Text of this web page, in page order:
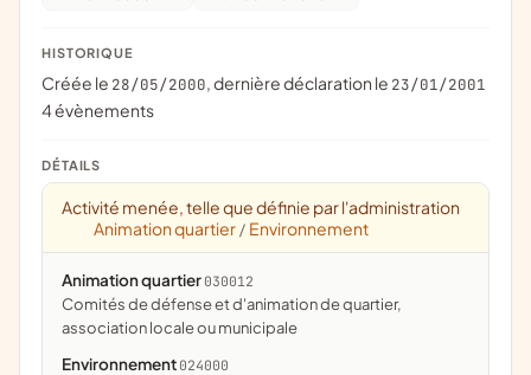
HISTORIQUE
Créée le 28/05/2000, dernière déclaration le 23/01/2001
4 évènements
DÉTAILS
Activité menée, telle que définie par l'administration
Animation quartier / Environnement
Animation quartier 030012
comités de défense et d'animation de quartier,
association locale ou municipale
Environnement 024000